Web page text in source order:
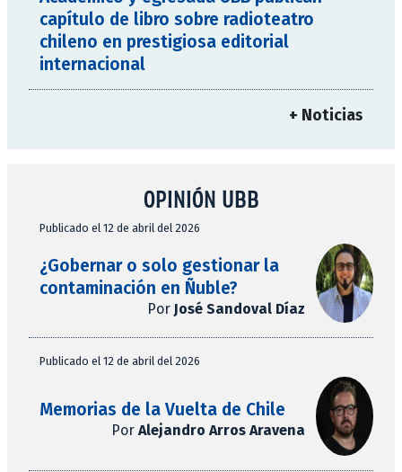
capítulo de libro sobre radioteatro
chileno en prestigiosa editorial
internacional
+ Noticias
OPINIÓN UBB
Publicado el 12 de abril del 2026
¿Gobernar o solo gestionar la
contaminación en Ñuble?
Por José Sandoval Díaz
Publicado el 12 de abril del 2026
Memorias de la Vuelta de Chile
Por Alejandro Arros Aravena